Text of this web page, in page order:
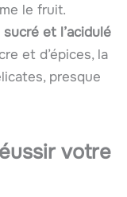
le fruit.
et l’acidulé
et d’épices, la
presque
votre